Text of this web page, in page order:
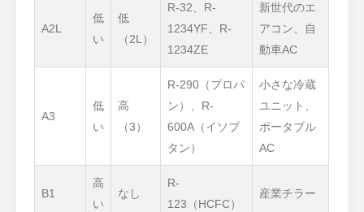
A2L
低
い
低
（2L）
R-32、R-
1234YF、R-
1234ZE
新世代のエ
アコン、自
動車AC
A3
低
い
高
（3）
R-290（プロパ
ン）、R-
600A（イソブ
タン）
小さな冷蔵
ユニット、
ポータブル
AC
B1
高
い
なし
R-
123（HCFC）
産業チラー